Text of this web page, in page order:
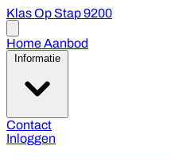
Klas Op Stap 9200
menu
HomeAanbod
Informatie
Contact
Inloggen